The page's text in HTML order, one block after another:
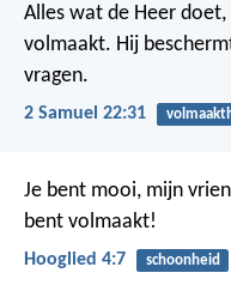
Alles wat de Heer doet,
volmaakt. Hij
vragen.
2 Samuel 22:31
Je bent mooi, mijn
bent volmaakt!
Hooglied 4:7 schoonheid